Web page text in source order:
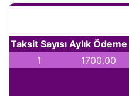
Taksit Sayısı Aylık Ödeme
1
1700.00